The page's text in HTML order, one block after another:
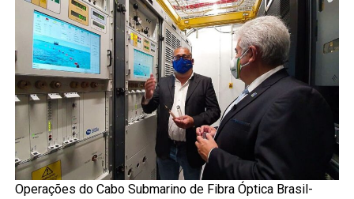
Operações do Cabo Submarino de Fibra Óptica Brasil-